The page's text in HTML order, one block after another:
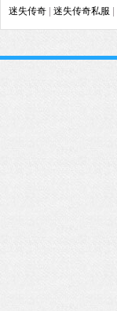
迷失传奇 迷失传奇私服